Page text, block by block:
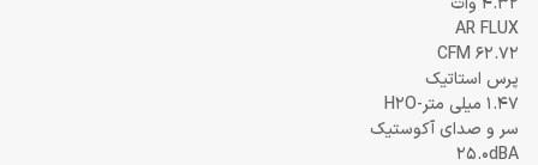
AR FLUX
62.72 CFM
پرس استاتیک
1.47 میلی متر-H2O
سر و صدای آکوستیک
25.0dBA